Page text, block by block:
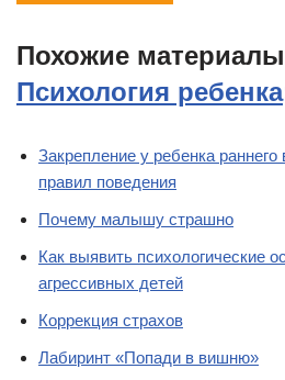
Похожие
Психология ребенка
Закрепление у ребенка раннего
правил поведения
Почему малышу страшно
Как выявить психологические
агрессивных детей
Коррекция страхов
Лабиринт «Попади в вишню»